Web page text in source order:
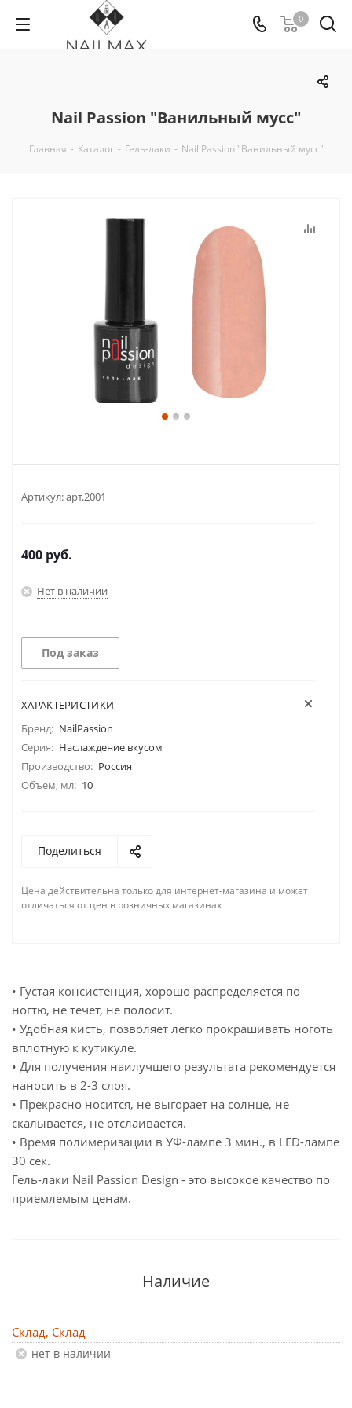
0
Nail Passion "Ванильный мусс"
Главная - Каталог - Гель-лаки - Nail Passion "Ванильный мусс"
Артикул:арт.2001
400 руб.
Нет в наличии
Под заказ
ХАРАКТЕРИСТИКИ
Бренд: NailPassion
Серия: Наслаждение вкусом
Производство: Россия
Объем, мл: 10
Поделиться
Цена действительна только для интернет-магазина и может
отличаться от цен в розничных магазинах
• Густая консистенция, хорошо распределяется по
ногтю, не течет, не полосит.
• Удобная кисть, позволяет легко прокрашивать ноготь
вплотную к кутикуле.
• Для получения наилучшего результата рекомендуется
наносить в 2-3 слоя.
• Прекрасно носится, не выгорает на солнце, не
скалывается, не отслаивается.
• Время полимеризации в УФ-лампе 3 мин., в LED-лампе
30 сек.
Гель-лаки Nail Passion Design - это высокое качество по
приемлемым ценам.
Наличие
Склад, Склад
Нет в наличии